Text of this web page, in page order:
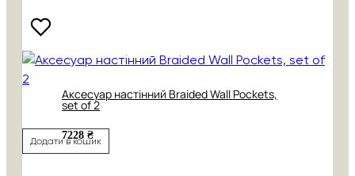
Аксесуар настінний Braided Wall Pockets,
set of 2
7228 ₴
Додати в кошик